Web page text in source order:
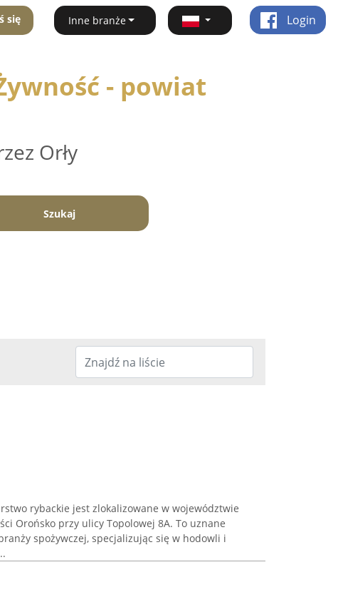
się Inne branże Login
- powiat
Orły
Szukaj
rybackie jest zlokalizowane w województwie
Orońsko przy ulicy Topolowej 8A. To uznane
spożywczej, specjalizując się w hodowli i